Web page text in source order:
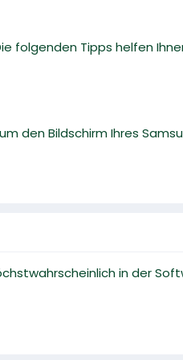
folgenden Tipps helfen
den Bildschirm Ihres
in der